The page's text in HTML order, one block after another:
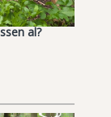
al?